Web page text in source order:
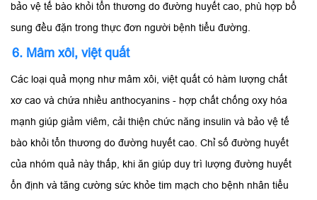
bảo vệ tế bào khỏi tổn thương do đường huyết cao, phù hợp bổ
sung đều đặn trong thực đơn người bệnh tiểu đường.
6. Mâm xôi, việt quất
Các loại quả mọng như mâm xôi, việt quất có hàm lượng chất
xơ cao và chứa nhiều anthocyanins - hợp chất chống oxy hóa
mạnh giúp giảm viêm, cải thiện chức năng insulin và bảo vệ tế
bào khỏi tổn thương do đường huyết cao. Chỉ số đường huyết
của nhóm quả này thấp, khi ăn giúp duy trì lượng đường huyết
ổn định và tăng cường sức khỏe tim mạch cho bệnh nhân tiểu